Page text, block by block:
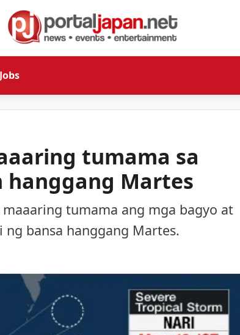
Jobs
tumama sa
hanggang Martes
tumama ang mga bagyo at
bansa hanggang Martes.